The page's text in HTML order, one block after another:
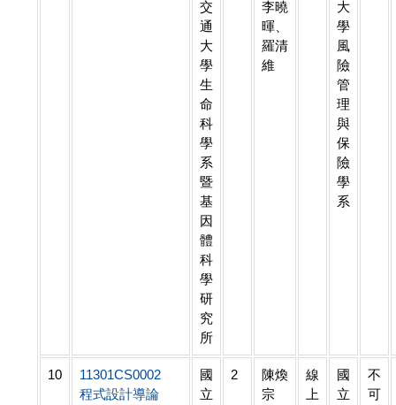
交
通
大
學
生
命
科
學
系
暨
基
因
體
科
學
研
究
所
李曉
暉、
羅清
維
大
學
風
險
管
理
與
保
險
學
系
10
11301CS0002
程式設計導論
國
立
2
陳煥
宗
線
上
國
立
不
可